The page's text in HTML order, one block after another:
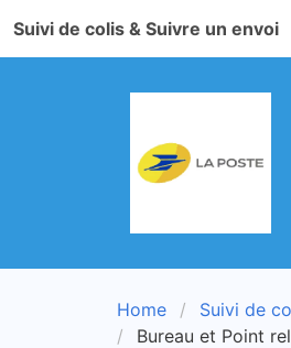
Suivi de colis & Suivre un envoi
Home Suivi de
Bureau et Point